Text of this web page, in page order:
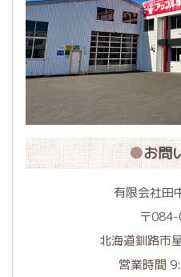
お問
有限会社田
〒
北海道釧路市
営業時間